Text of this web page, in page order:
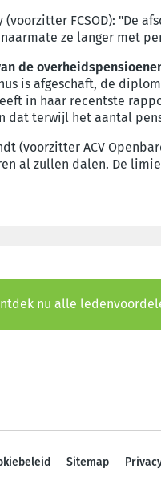
(voorzitter FCSOD): "De
ze langer met
de
is afgeschaft, de
in haar recentste
dat terwijl het aantal
(voorzitter ACV
al zullen dalen. De
nu alle
Sitemap